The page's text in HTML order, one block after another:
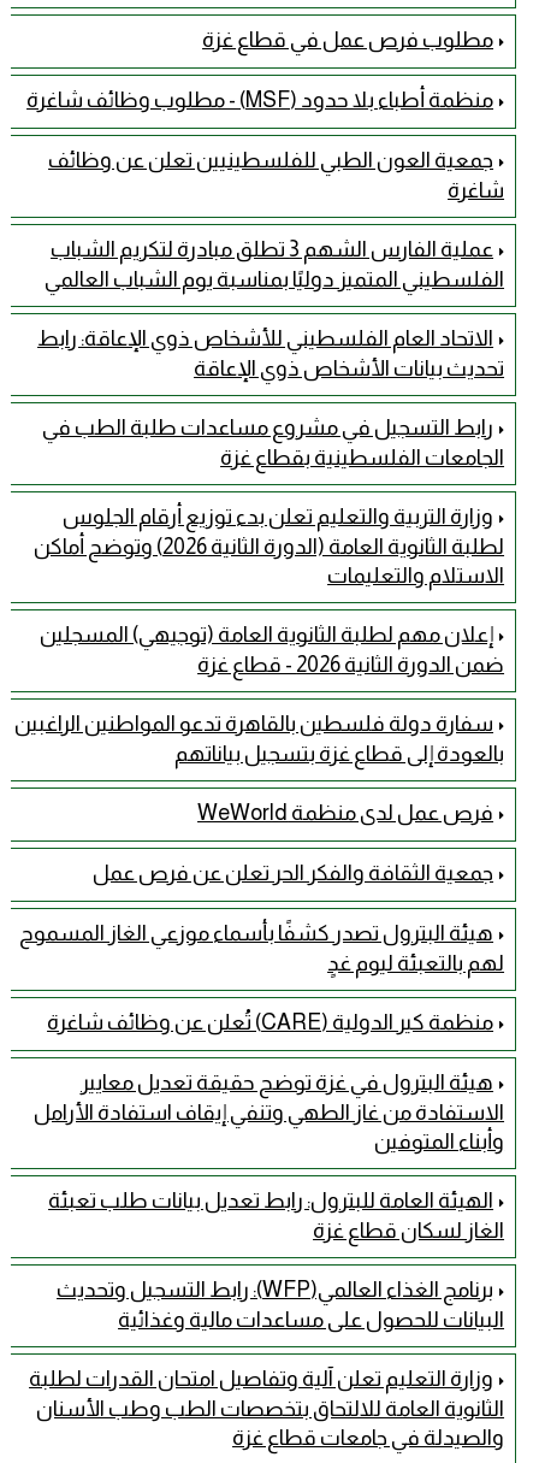
مطلوب فرص عمل في قطاع غزة
منظمة أطباء بلا حدود (MSF) - مطلوب وظائف شاغرة
جمعية العون الطبي للفلسطينيين تعلن عن وظائف
شاغرة
عملية الفارس الشهم 3 تطلق مبادرة لتكريم الشباب
الفلسطيني المتميز دوليًا بمناسبة يوم الشباب العالمي
الاتحاد العام الفلسطيني للأشخاص ذوي الإعاقة: رابط
تحديث بيانات الأشخاص ذوي الإعاقة
رابط التسجيل في مشروع مساعدات طلبة الطب في
الجامعات الفلسطينية بقطاع غزة
وزارة التربية والتعليم تعلن بدء توزيع أرقام الجلوس
لطلبة الثانوية العامة (الدورة الثانية 2026) وتوضح أماكن
الاستلام والتعليمات
إعلان مهم لطلبة الثانوية العامة (توجيهي) المسجلين
ضمن الدورة الثانية 2026 - قطاع غزة
سفارة دولة فلسطين بالقاهرة تدعو المواطنين الراغبين
بالعودة إلى قطاع غزة بتسجيل بياناتهم
فرص عمل لدى منظمة WeWorld
جمعية الثقافة والفكر الحر تعلن عن فرص عمل
هيئة البترول تصدر كشفًا بأسماء موزعي الغاز المسموح
لهم بالتعبئة ليوم غدٍ
منظمة كير الدولية (CARE) تُعلن عن وظائف شاغرة
هيئة البترول في غزة توضح حقيقة تعديل معايير
الاستفادة من غاز الطهي وتنفي إيقاف استفادة الأرامل
وأبناء المتوفين
الهيئة العامة للبترول: رابط تعديل بيانات طلب تعبئة
الغاز لسكان قطاع غزة
برنامج الغذاء العالمي(WFP): رابط التسجيل وتحديث
البيانات للحصول على مساعدات مالية وغذائية
وزارة التعليم تعلن آلية وتفاصيل امتحان القدرات لطلبة
الثانوية العامة للالتحاق بتخصصات الطب وطب الأسنان
والصيدلة في جامعات قطاع غزة